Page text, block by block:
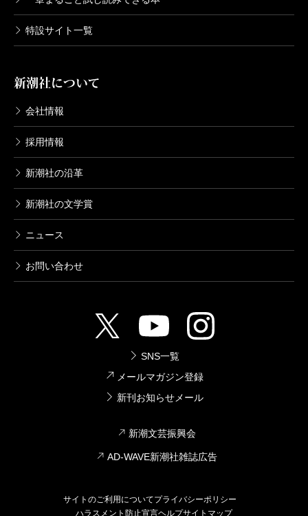
特設サイト一覧
新潮社について
会社情報
採用情報
新潮社の沿革
新潮社の文学賞
ニュース
お問い合わせ
SNS一覧
メールマガジン登録
新刊お知らせメール
新潮文芸振興会
AD-WAVE新潮社雑誌広告
サイトのご利用についてプライバシーポリシー
ハラスメント防止宣言ヘルプサイトマップ